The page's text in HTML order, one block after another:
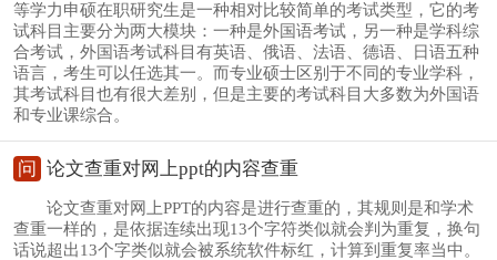
等学力申硕在职研究生是一种相对比较简单的考试类型，它的考
试科目主要分为两大模块：一种是外国语考试，另一种是学科综
合考试，外国语考试科目有英语、俄语、法语、德语、日语五种
语言，考生可以任选其一。而专业硕士区别于不同的专业学科，
其考试科目也有很大差别，但是主要的考试科目大多数为外国语
和专业课综合。
问 论文查重对网上ppt的内容查重
论文查重对网上PPT的内容是进行查重的，其规则是和学术
查重一样的，是依据连续出现13个字符类似就会判为重复，换句
话说超出13个字类似就会被系统软件标红，计算到重复率当中。